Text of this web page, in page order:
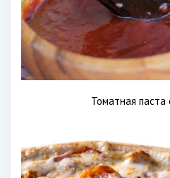
Томатная паста